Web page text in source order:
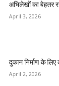
अभिलेखों का बेहतर
April 3, 2026
दुकान निर्माण के
April 2, 2026